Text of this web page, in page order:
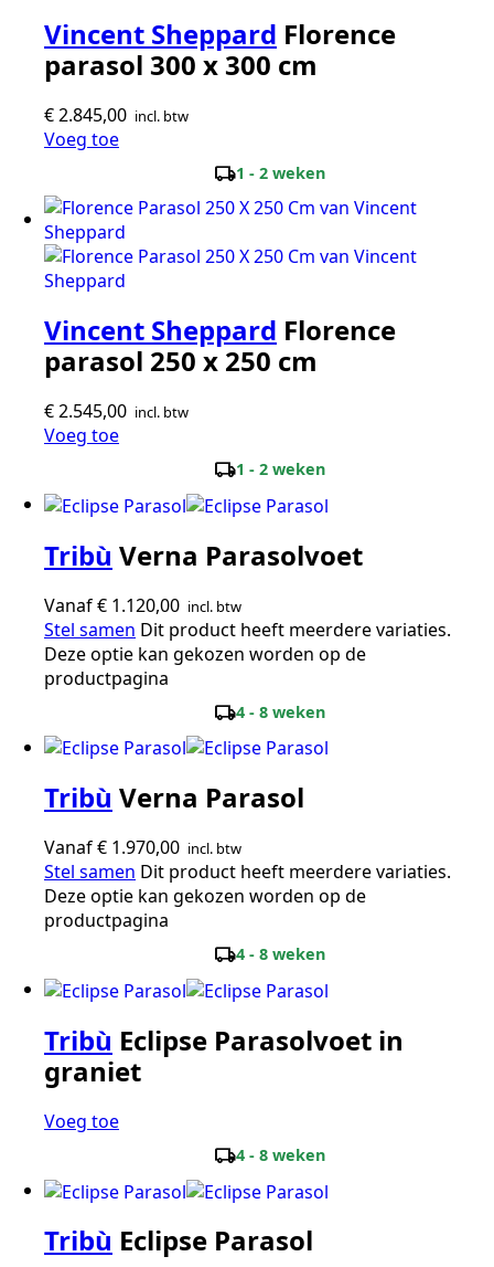
Vincent Sheppard Florence
parasol 300 x 300 cm
€2.845,00 incl. btw
Voeg toe
local_shipping1 - 2 weken
Vincent Sheppard Florence
parasol 250 x 250 cm
€2.545,00 incl. btw
Voeg toe
local_shipping1 - 2 weken
Tribù Verna Parasolvoet
Vanaf€ 1.120,00 incl. btw
Stel samen Dit product heeft meerdere variaties.
Deze optie kan gekozen worden op de
productpagina
local_shipping4 - 8 weken
Tribù Verna Parasol
Vanaf€ 1.970,00 incl. btw
Stel samen Dit product heeft meerdere variaties.
Deze optie kan gekozen worden op de
productpagina
local_shipping4 - 8 weken
Tribù Eclipse Parasolvoet in
graniet
Voeg toe
local_shipping4 - 8 weken
Tribù Eclipse Parasol